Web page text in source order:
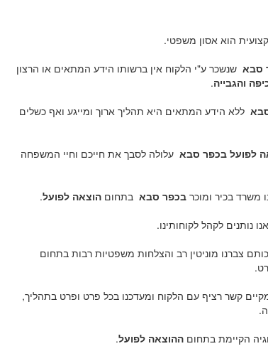
הוא אסון משפטי.
סבא שנשכר ע"י הלקוח אין ברשותו הידע המתאים או הרצון
והגבייה.
ללא הידע המתאים היא תהליך ארוך ומייגע ואף כשלים
לפועל בכפר סבא עלולה לסבך את חייכם וחיי המשפחה
משרד בכיר ומוכרבכפר סבא בתחוםהוצאה לפועל.
נותנים לקהל לקוחותינו.
צברנו מוניטין רב והצלחות משפטיות רבות בתחום
קשר רציף עם הלקוח ומעדכנו בכל פרט ופרט בתהליך,
הקיימת בתחוםההוצאה לפועל.